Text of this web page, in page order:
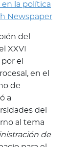
en la política
Newspaper
del
XXVI
el
en el
de
a
del
al tema
de